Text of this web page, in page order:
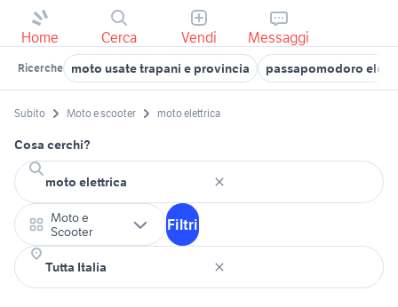
Home Cerca Vendi Messaggi
Ricerche moto usate trapani e provincia passapomodoro
Subito Moto e scooter moto elettrica
Cosa cerchi?
Moto e
Scooter
Filtri